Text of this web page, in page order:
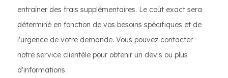
entraîner des frais supplémentaires. Le coût exact sera
déterminé en fonction de vos besoins spécifiques et de
l'urgence de votre demande. Vous pouvez contacter
notre service clientèle pour obtenir un devis ou plus
d'informations.